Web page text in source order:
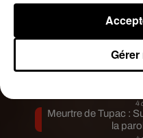
Franglish et
Russ frappe fort
Coulda
4
Meurtre de Tupac :
la